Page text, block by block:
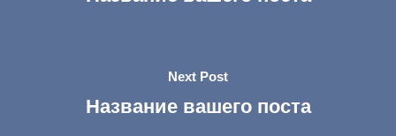
Next Post
Название вашего поста